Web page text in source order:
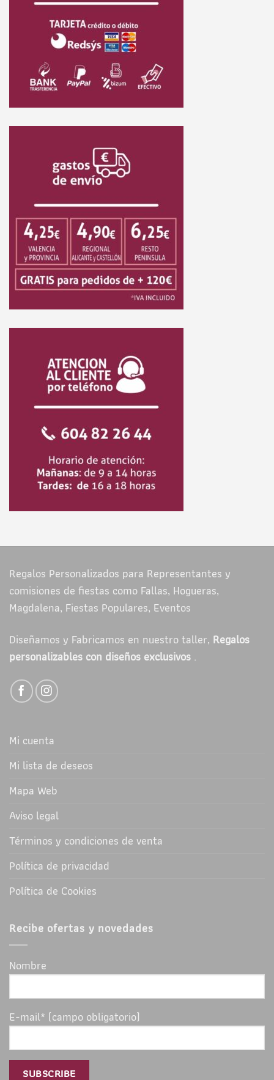
Regalos Personalizados para Representantes y
comisiones de fiestas como Fallas, Hogueras,
Magdalena, Fiestas Populares, Eventos
Diseñamos y Fabricamos en nuestro taller, Regalos
personalizables con diseños exclusivos .
Mi cuenta
Mi lista de deseos
Mapa Web
Aviso legal
Términos y condiciones de venta
Política de privacidad
Política de Cookies
Recibe ofertas y novedades
Nombre
E-mail* (campo obligatorio)